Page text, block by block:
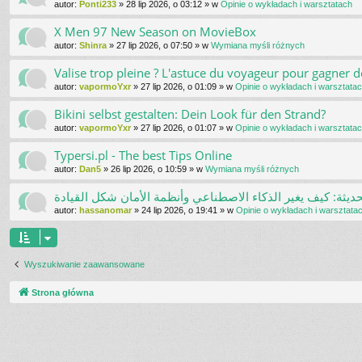
autor: Ponti233 » 28 lip 2026, o 03:12 » w Opinie o wykładach i warsztatach
X Men 97 New Season on MovieBox
autor: Shinra» 27 lip 2026, o 07:50 » w Wymiana myśli różnych
Valise trop pleine ? L'astuce du voyageur pour gagner
autor: vapormoYxr » 27 lip 2026, o 01:09 » w Opinie o wykładach i
Bikini selbst gestalten: Dein Look für den Strand?
autor: vapormoYxr » 27 lip 2026, o 01:07 » w Opinie o wykładach i
Typersi.pl - The best Tips Online
autor: Dan5 » 26 lip 2026, o 10:59 » w Wymiana myśli różnych
كيف يغير الذكاء الاصطناعي وأنظمة الأمان شكل القيادة
autor: hassanomar » 24 lip 2026, o 19:41 » w Opinie o wykładach i
Wyszukiwanie zaawansowane
Strona główna